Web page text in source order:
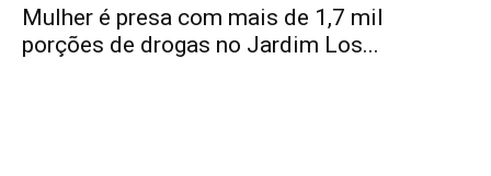
Mulher é presa com mais de 1,7 mil
porções de drogas no Jardim Los...